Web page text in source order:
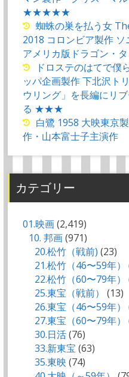
★★★★★
蜘蛛の巣を払う女
2018 コロンビア製作
アメリカ版ドラゴン・
ドロステのはてで僕
ッパ企画製作 下北沢ト
ウリング」を長編にリ
る ★★★
白鷺 1958 大映東京
作・山本富士子主演作
カテゴリー
01.映画(2,419)
10. 邦画(971)
20.松竹（戦前) (23)
21.松竹（46〜59年）
22.松竹（60〜79年）
25.東宝（戦前）
(13)
26.東宝（46〜59年）
27.東宝（60〜79年）
30.日活(76)
33.新東宝 (63)
35.東映 (74)